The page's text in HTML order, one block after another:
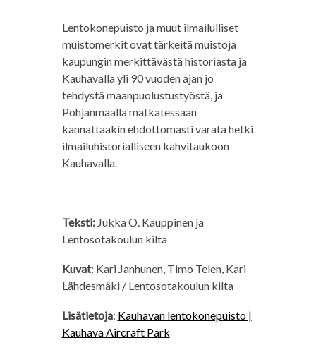
Lentokonepuisto ja muut ilmailulliset
muistomerkit ovat tärkeitä muistoja
kaupungin merkittävästä historiasta ja
Kauhavalla yli 90 vuoden ajan jo
tehdystä maanpuolustustyöstä, ja
Pohjanmaalla matkatessaan
kannattaakin ehdottomasti varata hetki
ilmailuhistorialliseen kahvitaukoon
Kauhavalla.
Teksti: Jukka O. Kauppinen ja
Lentosotakoulun kilta
Kuvat: Kari Janhunen, Timo Telen, Kari
Lähdesmäki / Lentosotakoulun kilta
Lisätietoja: Kauhavan lentokonepuisto |
Kauhava Aircraft Park